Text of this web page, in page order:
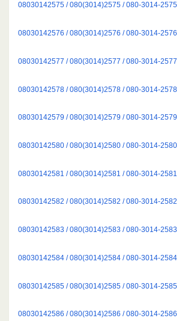
08030142575 / 080(3014)2575 / 080-3014-2575
08030142576 / 080(3014)2576 / 080-3014-2576
08030142577 / 080(3014)2577 / 080-3014-2577
08030142578 / 080(3014)2578 / 080-3014-2578
08030142579 / 080(3014)2579 / 080-3014-2579
08030142580 / 080(3014)2580 / 080-3014-2580
08030142581 / 080(3014)2581 / 080-3014-2581
08030142582 / 080(3014)2582 / 080-3014-2582
08030142583 / 080(3014)2583 / 080-3014-2583
08030142584 / 080(3014)2584 / 080-3014-2584
08030142585 / 080(3014)2585 / 080-3014-2585
08030142586 / 080(3014)2586 / 080-3014-2586